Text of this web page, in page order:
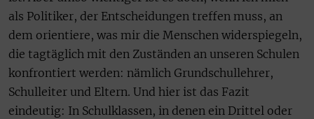
als Politiker, der Entscheidungen treffen muss, an
dem orientiere, was mir die Menschen widerspiegeln,
die tagtäglich mit den Zuständen an unseren Schulen
konfrontiert werden: nämlich Grundschullehrer,
Schulleiter und Eltern. Und hier ist das Fazit
eindeutig: In Schulklassen, in denen ein Drittel oder